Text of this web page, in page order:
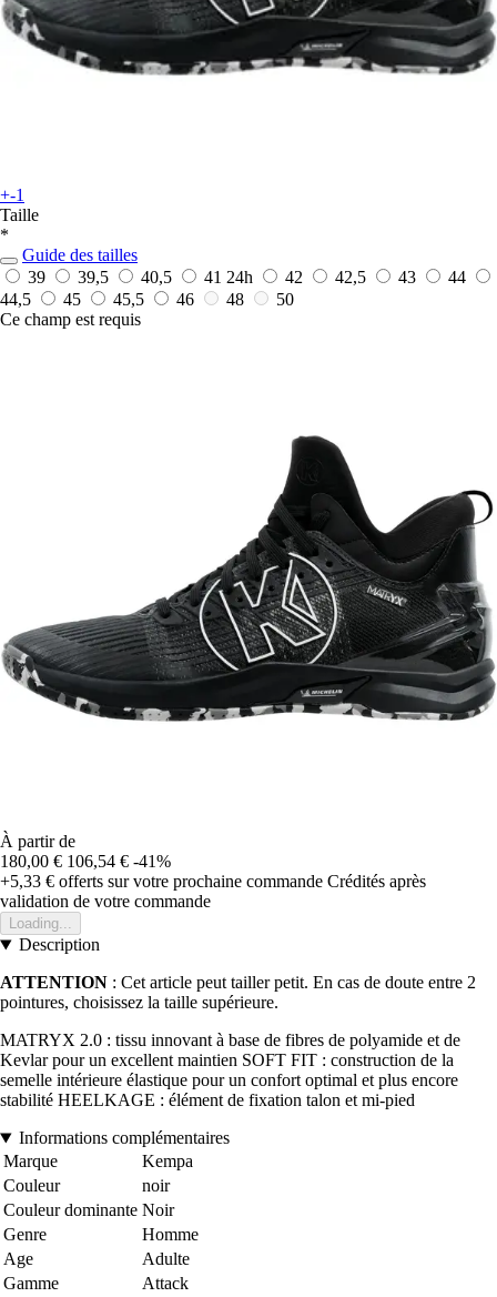
+-1
Taille
*
Guide des tailles
39
39,5 40,5 41 24h 42 42,5 43
44
44,5
45 45,5 46 48
50
Ce champ est requis
À partir de
180,00 € 106,54 € -41%
+5,33 € offerts sur votre prochaine commande Crédités après
validation de votre commande
Loading...
Description
ATTENTION : Cet article peut tailler petit. En cas de doute entre 2
pointures, choisissez la taille supérieure.
MATRYX 2.0 : tissu innovant à base de fibres de polyamide et de
Kevlar pour un excellent maintien SOFT FIT : construction de la
semelle intérieure élastique pour un confort optimal et plus encore
stabilité HEELKAGE : élément de fixation talon et mi-pied
Informations complémentaires
Marque
Kempa
Couleur
noir
Couleur dominante Noir
Genre
Homme
Age
Adulte
Gamme
Attack